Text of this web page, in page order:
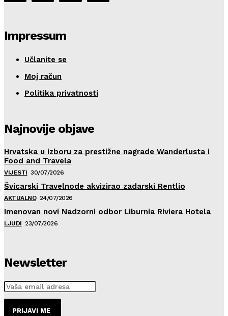
Impressum
Učlanite se
Moj račun
Politika privatnosti
Najnovije objave
Hrvatska u izboru za prestižne nagrade Wanderlusta i
Food and Travela
VIJESTI 30/07/2026
Švicarski Travelnode akvizirao zadarski Rentlio
AKTUALNO 24/07/2026
Imenovan novi Nadzorni odbor Liburnia Riviera Hotela
LJUDI 23/07/2026
Newsletter
PRIJAVI ME